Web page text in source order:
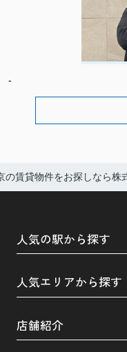
-
の賃貸物件をお探しなら株
人気の駅から探す
人気エリアから探す
店舗紹介